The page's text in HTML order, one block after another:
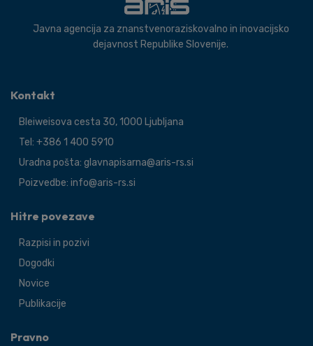
Javna agencija za znanstvenoraziskovalno in inovacijsko
dejavnost Republike Slovenije.
Kontakt
Bleiweisova cesta 30, 1000 Ljubljana
Tel: +386 1 400 5910
Uradna pošta: glavnapisarna@aris-rs.si
Poizvedbe: info@aris-rs.si
Hitre povezave
Razpisi in pozivi
Dogodki
Novice
Publikacije
Pravno